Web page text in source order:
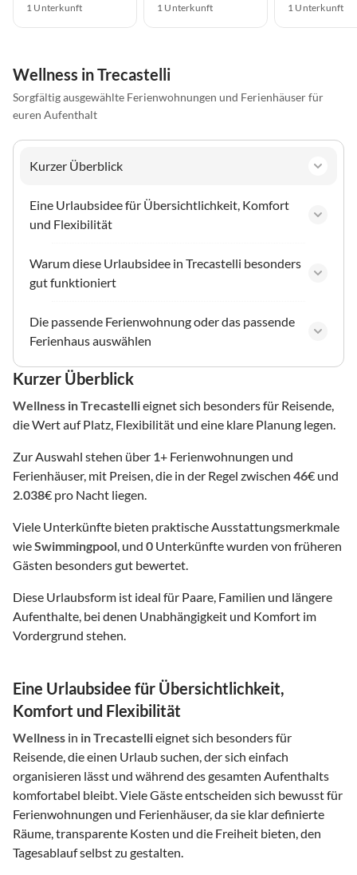
1 Unterkunft 1 Unterkunft 1 Unterkunft
Wellness in Trecastelli
Sorgfältig ausgewählte Ferienwohnungen und Ferienhäuser für
euren Aufenthalt
Kurzer Überblick
Eine Urlaubsidee für Übersichtlichkeit, Komfort
und Flexibilität
Warum diese Urlaubsidee in Trecastelli besonders
gut funktioniert
Die passende Ferienwohnung oder das passende
Ferienhaus auswählen
Kurzer Überblick
Wellness in Trecastellieignet sich besonders für Reisende,
die Wert auf Platz, Flexibilität und eine klare Planung legen.
Zur Auswahl stehen über 1+ Ferienwohnungen und
Ferienhäuser, mit Preisen, die in der Regel zwischen 46€ und
2.038€ pro Nacht liegen.
Viele Unterkünfte bieten praktische Ausstattungsmerkmale
wieSwimmingpool, und 0 Unterkünfte wurden von früheren
Gästen besonders gut bewertet.
Diese Urlaubsform ist ideal für Paare, Familien und längere
Aufenthalte, bei denen Unabhängigkeit und Komfort im
Vordergrund stehen.
Eine Urlaubsidee für Übersichtlichkeit,
Komfort und Flexibilität
Wellness in in Trecastellieignet sich besonders für
Reisende, die einen Urlaub suchen, der sich einfach
organisieren lässt und während des gesamten Aufenthalts
komfortabel bleibt. Viele Gäste entscheiden sich bewusst für
Ferienwohnungen und Ferienhäuser, da sie klar definierte
Räume, transparente Kosten und die Freiheit bieten, den
Tagesablauf selbst zu gestalten.